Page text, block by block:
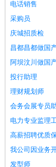
电话销售
采购员
庆城招质检
昌都昌都做国
阿坝汶川做国
投行助理
理财规划师
会务会展专员
电力专业监理
高薪招聘优质
我公司因业务
发型师